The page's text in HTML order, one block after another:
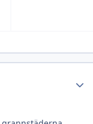
overview